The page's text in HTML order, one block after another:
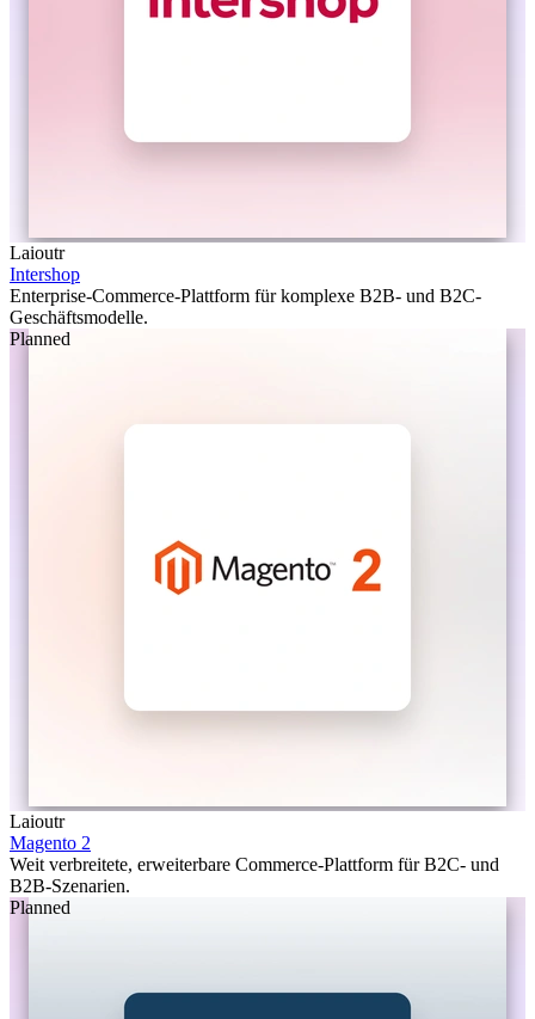
Laioutr
Intershop
Enterprise-Commerce-Plattform für komplexe B2B- und B2C-
Geschäftsmodelle.
Planned
Laioutr
Magento 2
Weit verbreitete, erweiterbare Commerce-Plattform für B2C- und
B2B-Szenarien.
Planned